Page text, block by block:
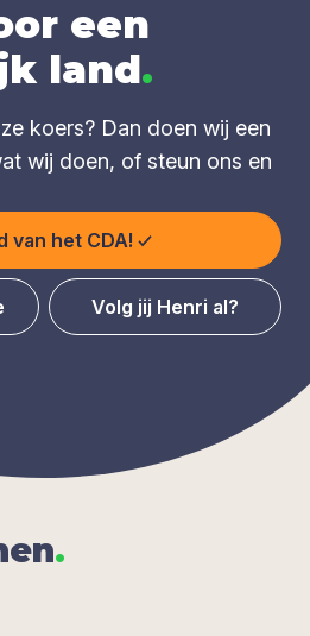
een
land.
koers? Dan doen wij een
wij doen, of steun ons en
van het CDA!
Volg jij Henri al?
.